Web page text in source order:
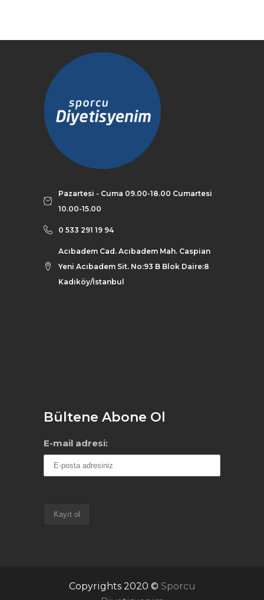
Pazartesi - Cuma 09.00-18.00 Cumartesi
10.00-15.00
0 533 291 19 94
Acıbadem Cad. Acıbadem Mah. Caspian
Yeni Acıbadem Sit. No:93 B Blok Daire:8
Kadıköy/İstanbul
Bültene Abone Ol
E-mail adresi:
Copyrights 2020 © Sporcu